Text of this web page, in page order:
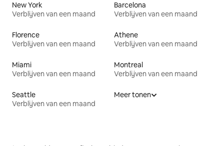
New York
Verblijven van een maand
Barcelona
Verblijven van een maand
Florence
Verblijven van een maand
Athene
Verblijven van een maand
Miami
Verblijven van een maand
Montreal
Verblijven van een maand
Seattle
Verblijven van een maand
Meer tonen